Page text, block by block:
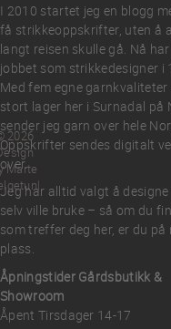
I 2010 startet jeg en blogg
få strikkeoppskrifter, uten å
langt reisen skulle gå. Nå
jobbet som strikkedesigner i
Med fem egne garnkvaliteter
stort lager her i Surnadal på
sender jeg garn over hele
Oppskrifter sendes digitalt
over.
Jeg har alltid valgt å designe
selv ville bruke – så om du
som treffer deg her, er du på
plass.
Åpningstider Gårdsbutikk &
Showroom
Åpent Tirsdager 14-17
2026
Marte